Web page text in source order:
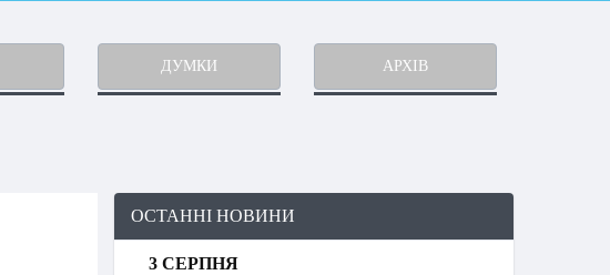
ДУМКИ АРХІВ
ОСТАННІ НОВИНИ
3 СЕРПНЯ